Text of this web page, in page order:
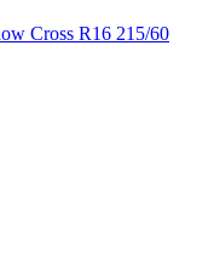
Cross R16 215/60